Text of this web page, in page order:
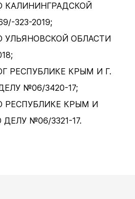
КАЛИНИНГРАДСКОЙ
323-2019;
УЛЬЯНОВСКОЙ ОБЛАСТИ
РЕСПУБЛИКЕ КРЫМ И Г.
№06/3420-17;
РЕСПУБЛИКЕ КРЫМ И
№06/3321-17.